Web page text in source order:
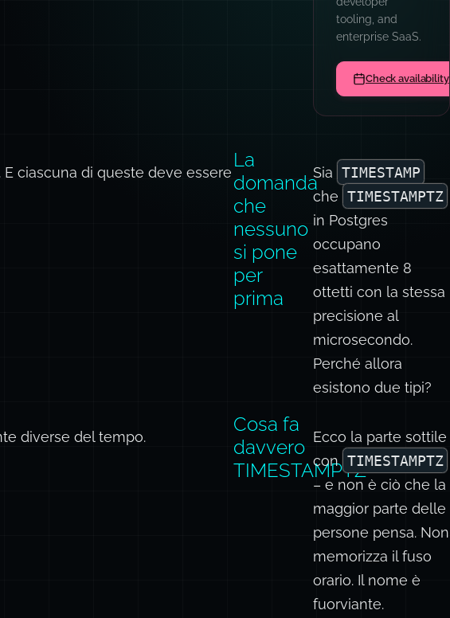
tooling, and
enterprise SaaS.
Check availability
ciascuna di queste deve essere
La
domanda
che
nessuno
si pone
per
prima
Sia TIMESTAMP
che TIMESTAMPTZ
in Postgres
occupano
esattamente 8
ottetti con la stessa
precisione al
microsecondo.
Perché allora
esistono due tipi?
diverse del tempo.
Cosa fa
davvero
TIMESTAMPTZ
Ecco la parte sottile
con TIMESTAMPTZ
– e non è ciò che la
maggior parte delle
persone pensa. Non
memorizza il fuso
orario. Il nome è
fuorviante.